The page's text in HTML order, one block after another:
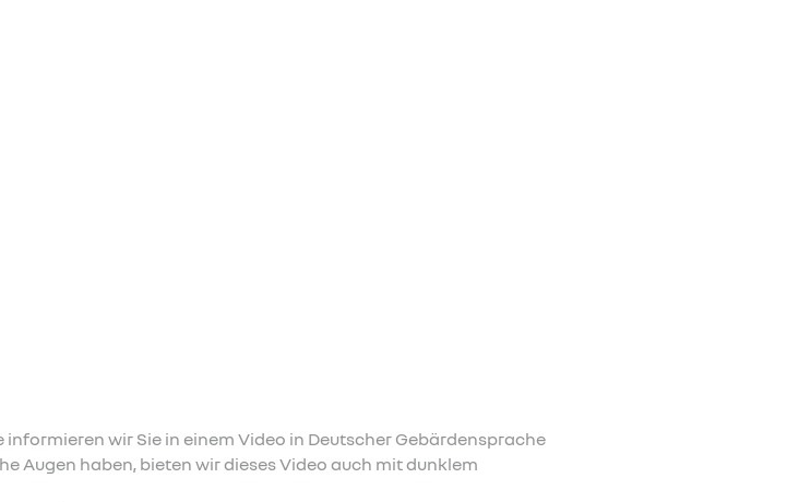
wir Sie in einem Video in Deutscher Gebärdensprache
Augen haben, bieten wir dieses Video auch mit dunklem